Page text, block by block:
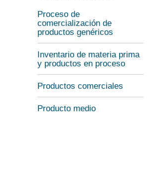
Proceso de
comercialización de
productos genéricos
Inventario de materia prima
y productos en proceso
Productos comerciales
Producto medio